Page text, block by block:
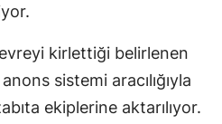
kirlettiği belirlenen
sistemi aracılığıyla
ekiplerine aktarılıyor.